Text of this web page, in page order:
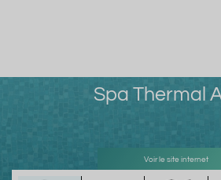
Spa Thermal
Voir le site internet